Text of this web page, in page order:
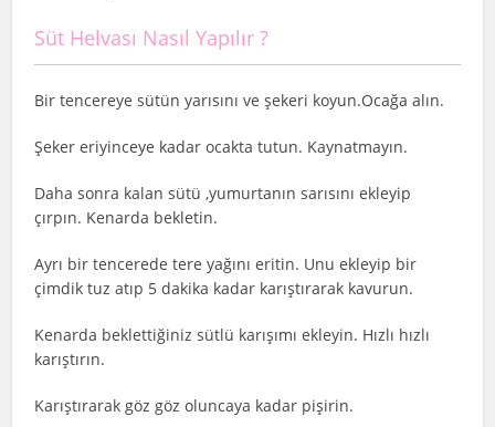
Süt Helvası Nasıl Yapılır ?
Bir tencereye sütün yarısını ve şekeri koyun.Ocağa alın.
Şeker eriyinceye kadar ocakta tutun. Kaynatmayın.
Daha sonra kalan sütü ,yumurtanın sarısını ekleyip
çırpın. Kenarda bekletin.
Ayrı bir tencerede tere yağını eritin. Unu ekleyip bir
çimdik tuz atıp 5 dakika kadar karıştırarak kavurun.
Kenarda beklettiğiniz sütlü karışımı ekleyin. Hızlı hızlı
karıştırın.
Karıştırarak göz göz oluncaya kadar pişirin.